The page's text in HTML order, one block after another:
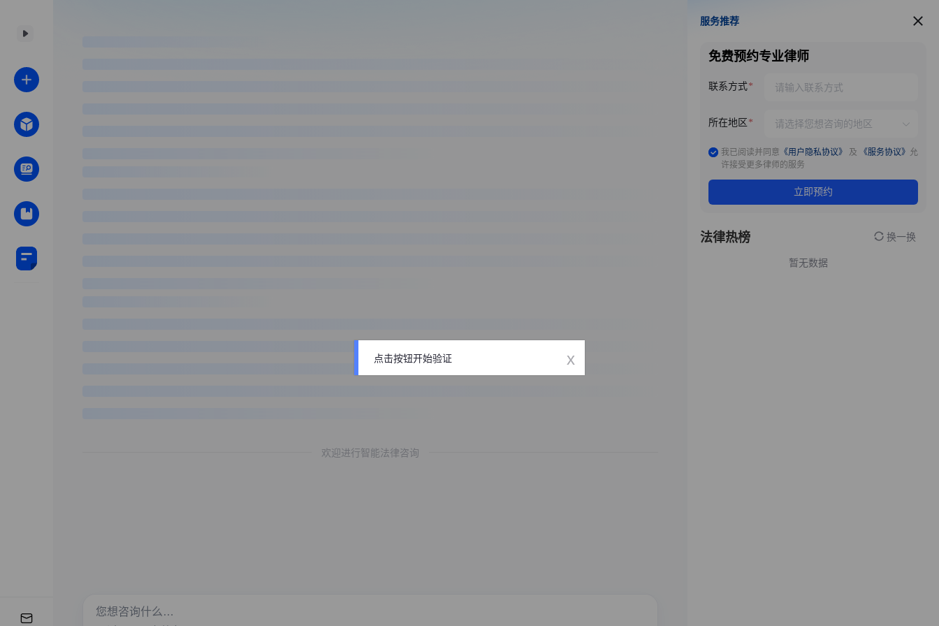
欢迎进行智能法律咨询
服务推荐
服务推荐
免费预约专业律师
联系方式
所在地区
我已阅读并同意 《用户隐私协议》 及 《服务协议》 允
许接受更多律师的服务
立即预约
法律热榜 换一换
暂无数据
点击按钮开始验证 x